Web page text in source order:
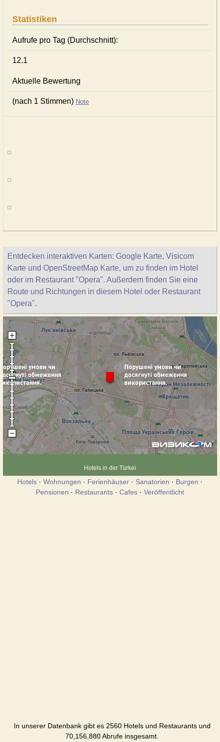
Statistiken
Aufrufe pro Tag (Durchschnitt):
12.1
Aktuelle Bewertung
(nach 1 Stimmen) Note
Entdecken interaktiven Karten: Google Karte, Visicom
Karte und OpenStreetMap Karte, um zu finden im Hotel
oder im Restaurant "Opera". Außerdem finden Sie eine
Route und Richtungen in diesem Hotel oder Restaurant
"Opera".
Hotels in der Türkei
Hotels · Wohnungen · Ferienhäuser · Sanatorien · Burgen ·
Pensionen · Restaurants · Cafes · Veröffentlicht
In unserer Datenbank gibt es 2560 Hotels und Restaurants und
70,156,880 Abrufe insgesamt.